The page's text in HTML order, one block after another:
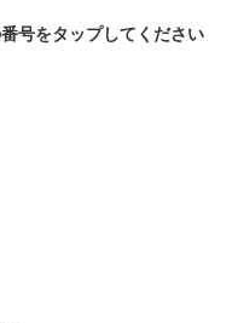
号をタップしてください